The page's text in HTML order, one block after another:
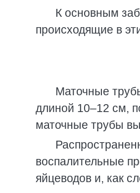
К основным
происходящие в
Маточные
длиной 10–12 см,
маточные трубы
воспалительные
яйцеводов и, как